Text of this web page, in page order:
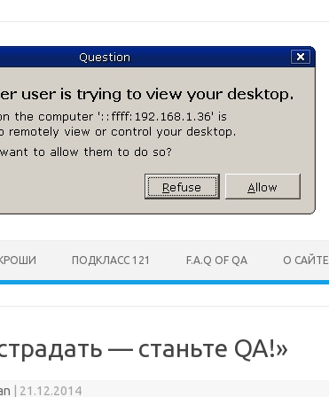
ПОДКЛАСС 121 F.A.Q OF QA О САЙТЕ
— станьте QA!»
21.12.2014